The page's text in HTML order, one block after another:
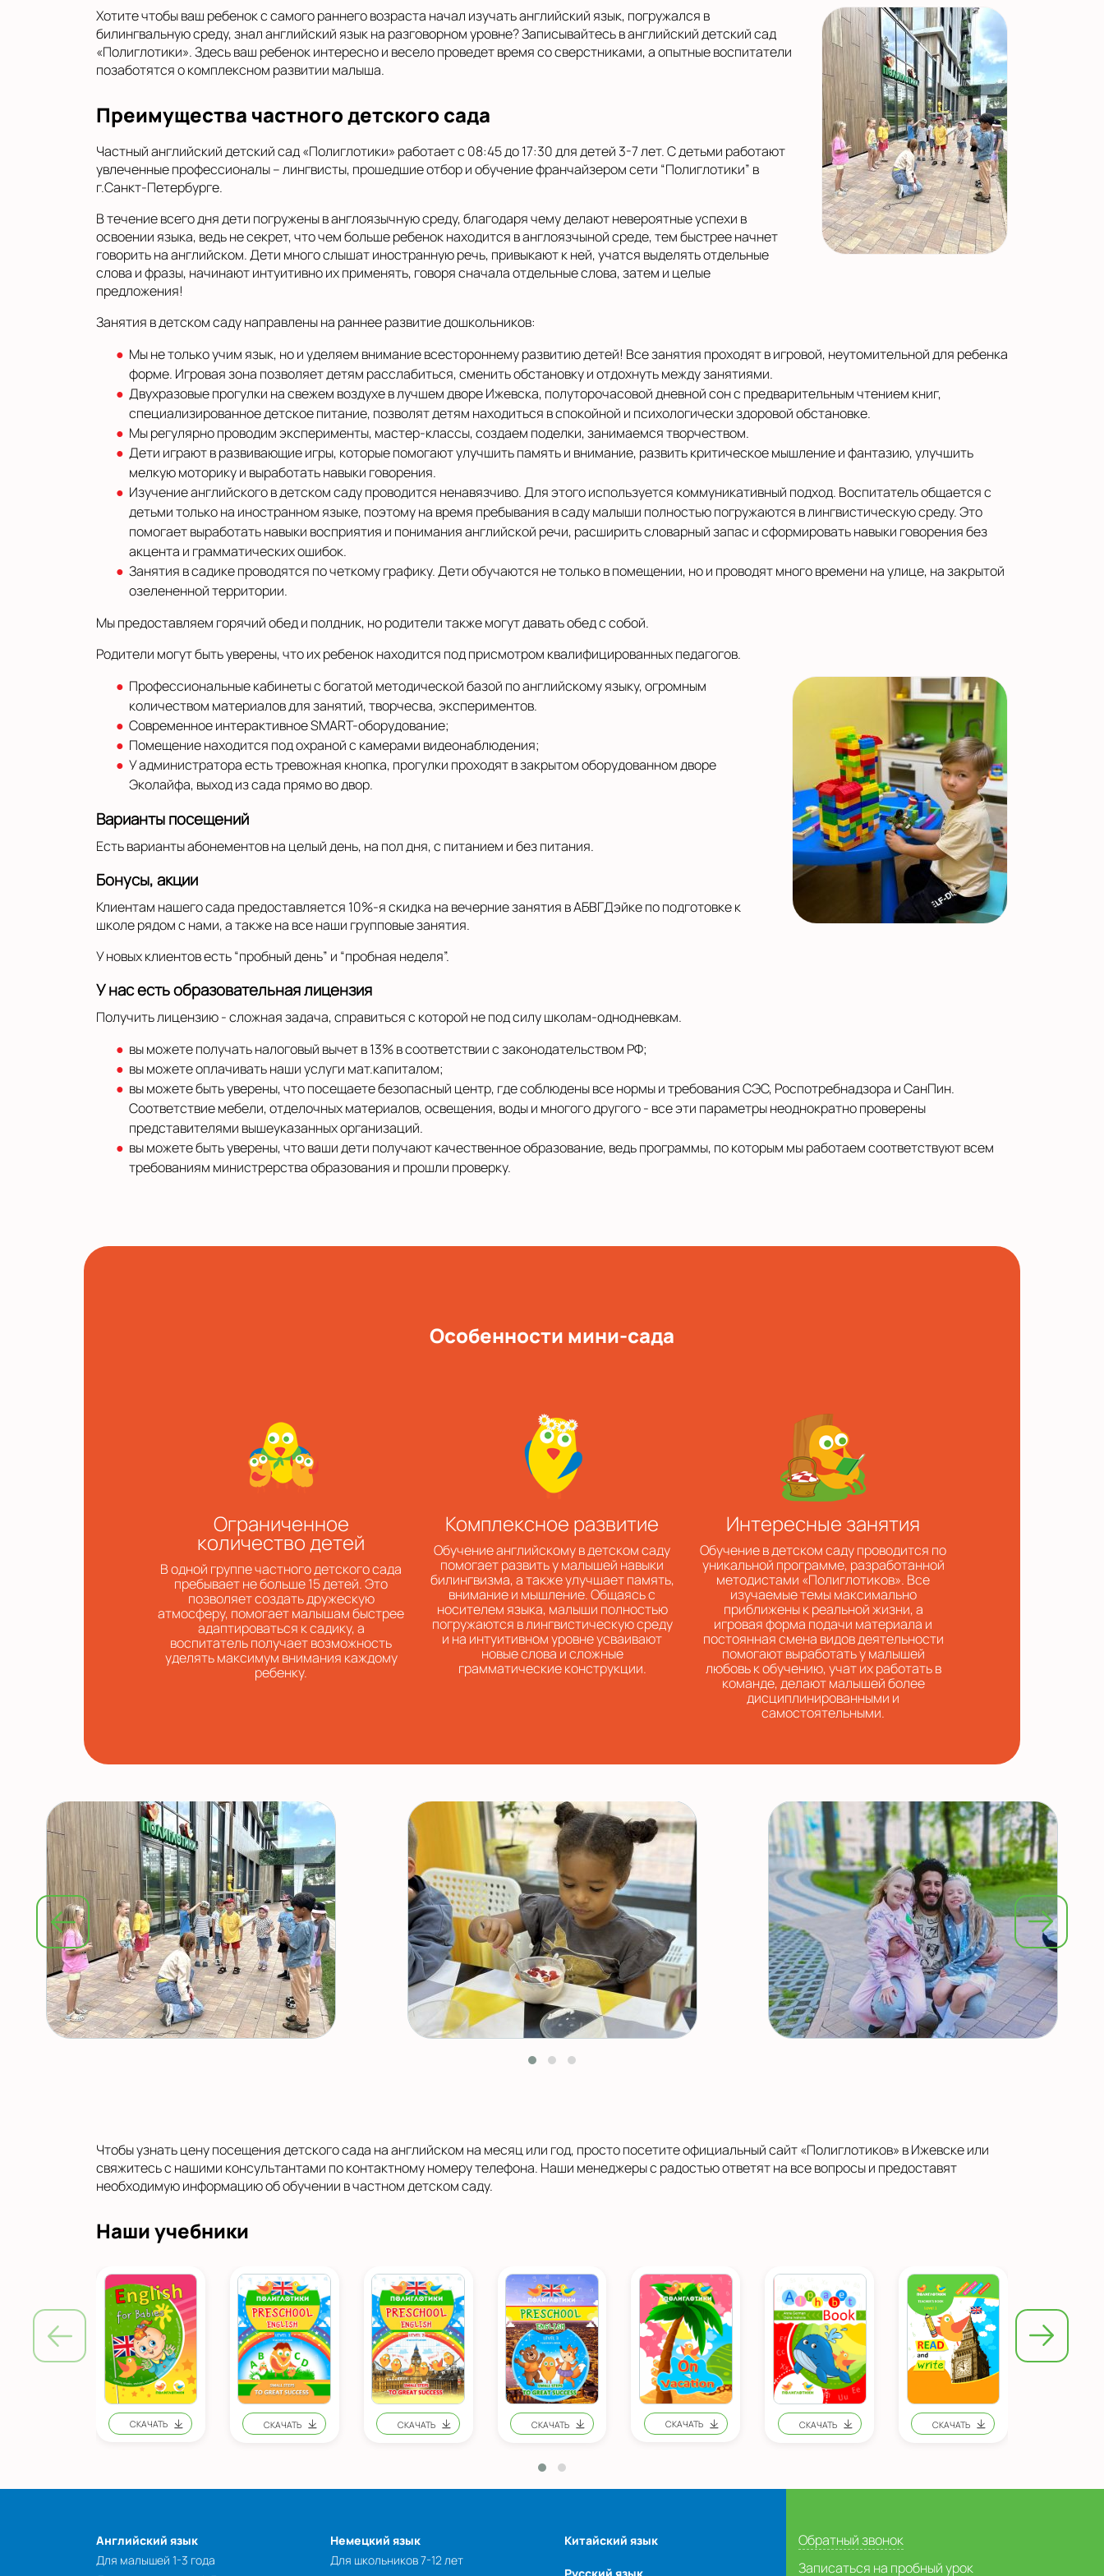
Хотите чтобы ваш ребенок с самого раннего возраста начал изучать английский язык, погружался в
билингвальную среду, знал английский язык на разговорном уровне? Записывайтесь в английский детский сад
«Полиглотики». Здесь ваш ребенок интересно и весело проведет время со сверстниками, а опытные воспитатели
позаботятся о комплексном развитии малыша.
Преимущества частного детского сада
Частный английский детский сад «Полиглотики» работает c 08:45 до 17:30 для детей 3-7 лет. С детьми работают
увлеченные профессионалы – лингвисты, прошедшие отбор и обучение франчайзером сети “Полиглотики” в
г.Санкт-Петербурге.
В течение всего дня дети погружены в англоязычную среду, благодаря чему делают невероятные успехи в
освоении языка, ведь не секрет, что чем больше ребенок находится в англоязчыной среде, тем быстрее начнет
говорить на английском. Дети много слышат иностранную речь, привыкают к ней, учатся выделять отдельные
слова и фразы, начинают интуитивно их применять, говоря сначала отдельные слова, затем и целые
предложения!
Занятия в детском саду направлены на раннее развитие дошкольников:
Мы не только учим язык, но и уделяем внимание всестороннему развитию детей! Все занятия проходят в игровой, неутомительной для ребенка
форме. Игровая зона позволяет детям расслабиться, сменить обстановку и отдохнуть между занятиями.
Двухразовые прогулки на свежем воздухе в лучшем дворе Ижевска, полуторочасовой дневной сон с предварительным чтением книг,
специализированное детское питание, позволят детям находиться в спокойной и психологически здоровой обстановке.
Мы регулярно проводим эксперименты, мастер-классы, создаем поделки, занимаемся творчеством.
Дети играют в развивающие игры, которые помогают улучшить память и внимание, развить критическое мышление и фантазию, улучшить
мелкую моторику и выработать навыки говорения.
Изучение английского в детском саду проводится ненавязчиво. Для этого используется коммуникативный подход. Воспитатель общается с
детьми только на иностранном языке, поэтому на время пребывания в саду малыши полностью погружаются в лингвистическую среду. Это
помогает выработать навыки восприятия и понимания английской речи, расширить словарный запас и сформировать навыки говорения без
акцента и грамматических ошибок.
Занятия в садике проводятся по четкому графику. Дети обучаются не только в помещении, но и проводят много времени на улице, на закрытой
озелененной территории.
Мы предоставляем горячий обед и полдник, но родители также могут давать обед с собой.
Родители могут быть уверены, что их ребенок находится под присмотром квалифицированных педагогов.
Профессиональные кабинеты с богатой методической базой по английскому языку, огромным
количеством материалов для занятий, творчесва, экспериментов.
Современное интерактивное SMART-оборудование;
Помещение находится под охраной с камерами видеонаблюдения;
У администратора есть тревожная кнопка, прогулки проходят в закрытом оборудованном дворе
Эколайфа, выход из сада прямо во двор.
Варианты посещений
Есть варианты абонементов на целый день, на пол дня, с питанием и без питания.
Бонусы, акции
Клиентам нашего сада предоставляется 10%-я скидка на вечерние занятия в АБВГДэйке по подготовке к
школе рядом с нами, а также на все наши групповые занятия.
У новых клиентов есть “пробный день” и “пробная неделя”.
У нас есть образовательная лицензия
Получить лицензию - сложная задача, справиться с которой не под силу школам-однодневкам.
вы можете получать налоговый вычет в 13% в соответствии с законодательством РФ;
вы можете оплачивать наши услуги мат.капиталом;
вы можете быть уверены, что посещаете безопасный центр, где соблюдены все нормы и требования СЭС, Роспотребнадзора и СанПин.
Соответствие мебели, отделочных материалов, освещения, воды и многого другого - все эти параметры неоднократно проверены
представителями вышеуказанных организаций.
вы можете быть уверены, что ваши дети получают качественное образование, ведь программы, по которым мы работаем соответствуют всем
требованиям министрерства образования и прошли проверку.
Особенности мини-сада
Ограниченное
количество детей
В одной группе частного детского сада
пребывает не больше 15 детей. Это
позволяет создать дружескую
атмосферу, помогает малышам быстрее
адаптироваться к садику, а
воспитатель получает возможность
уделять максимум внимания каждому
ребенку.
Комплексное развитие
Обучение английскому в детском саду
помогает развить у малышей навыки
билингвизма, а также улучшает память,
внимание и мышление. Общаясь с
носителем языка, малыши полностью
погружаются в лингвистическую среду
и на интуитивном уровне усваивают
новые слова и сложные
грамматические конструкции.
Интересные занятия
Обучение в детском саду проводится по
уникальной программе, разработанной
методистами «Полиглотиков». Все
изучаемые темы максимально
приближены к реальной жизни, а
игровая форма подачи материала и
постоянная смена видов деятельности
помогают выработать у малышей
любовь к обучению, учат их работать в
команде, делают малышей более
дисциплинированными и
самостоятельными.
Чтобы узнать цену посещения детского сада на английском на месяц или год, просто посетите официальный сайт «Полиглотиков» в Ижевске или
свяжитесь с нашими консультантами по контактному номеру телефона. Наши менеджеры с радостью ответят на все вопросы и предоставят
необходимую информацию об обучении в частном детском саду.
Наши учебники
Английский язык
Для малышей 1-3 года
Немецкий язык
Для школьников 7-12 лет
Китайский язык
Обратный звонок
Записаться на пробный урок